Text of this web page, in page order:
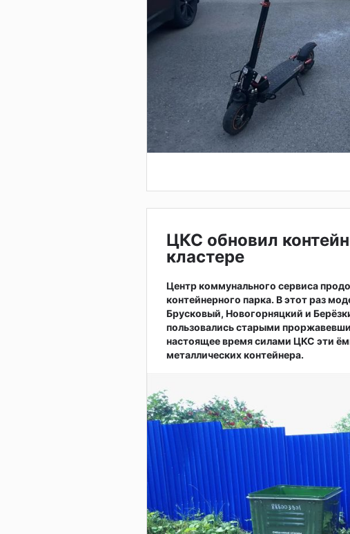
ЦКС обновил
кластере
Центр коммунального сервиса
контейнерного парка. В этот раз
Брусковый, Новогорняцкий и
пользовались старыми
настоящее время силами ЦКС эти
металлических контейнера.